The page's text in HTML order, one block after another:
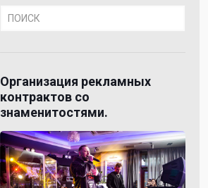
Организация рекламных
контрактов со
знаменитостями.